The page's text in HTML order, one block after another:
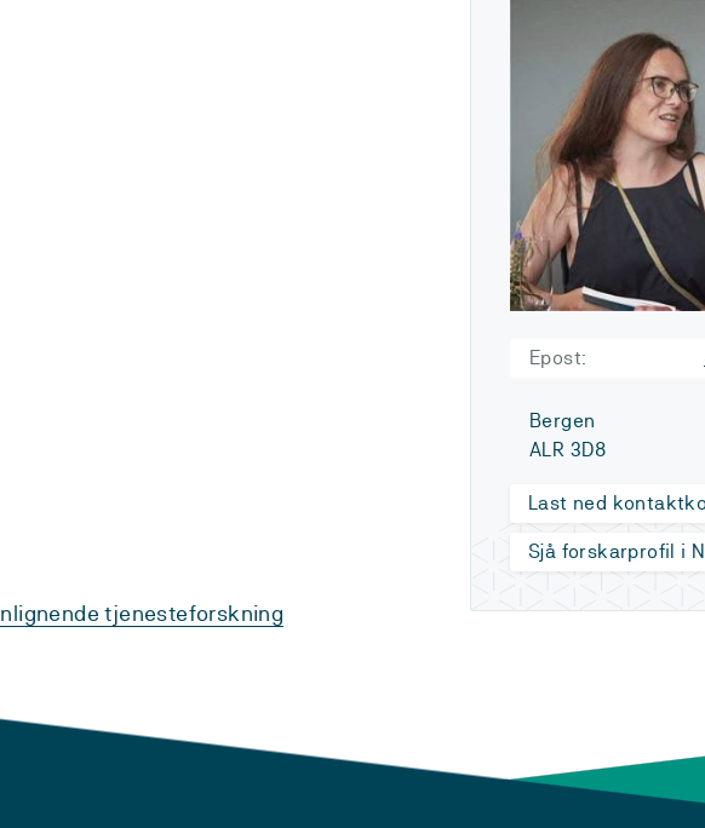
Epost:
Bergen
ALR 3D8
Last ned
Sjå forskarprofil i
tjenesteforskning